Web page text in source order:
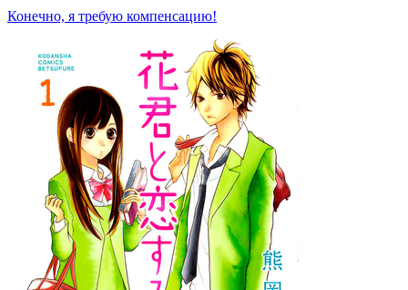
Конечно, я требую компенсацию!